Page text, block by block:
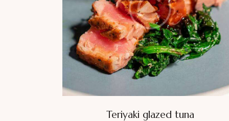
Teriyaki glazed tuna